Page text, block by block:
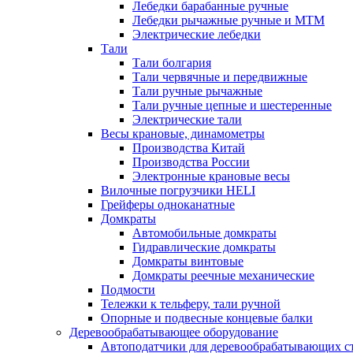
Лебедки барабанные ручные
Лебедки рычажные ручные и МТМ
Электрические лебедки
Тали
Тали болгария
Тали червячные и передвижные
Тали ручные рычажные
Тали ручные цепные и шестеренные
Электрические тали
Весы крановые, динамометры
Производства Китай
Производства России
Электронные крановые весы
Вилочные погрузчики HELI
Грейферы одноканатные
Домкраты
Автомобильные домкраты
Гидравлические домкраты
Домкраты винтовые
Домкраты реечные механические
Подмости
Тележки к тельферу, тали ручной
Опорные и подвесные концевые балки
Деревообрабатывающее оборудование
Автоподатчики для деревообрабатывающих